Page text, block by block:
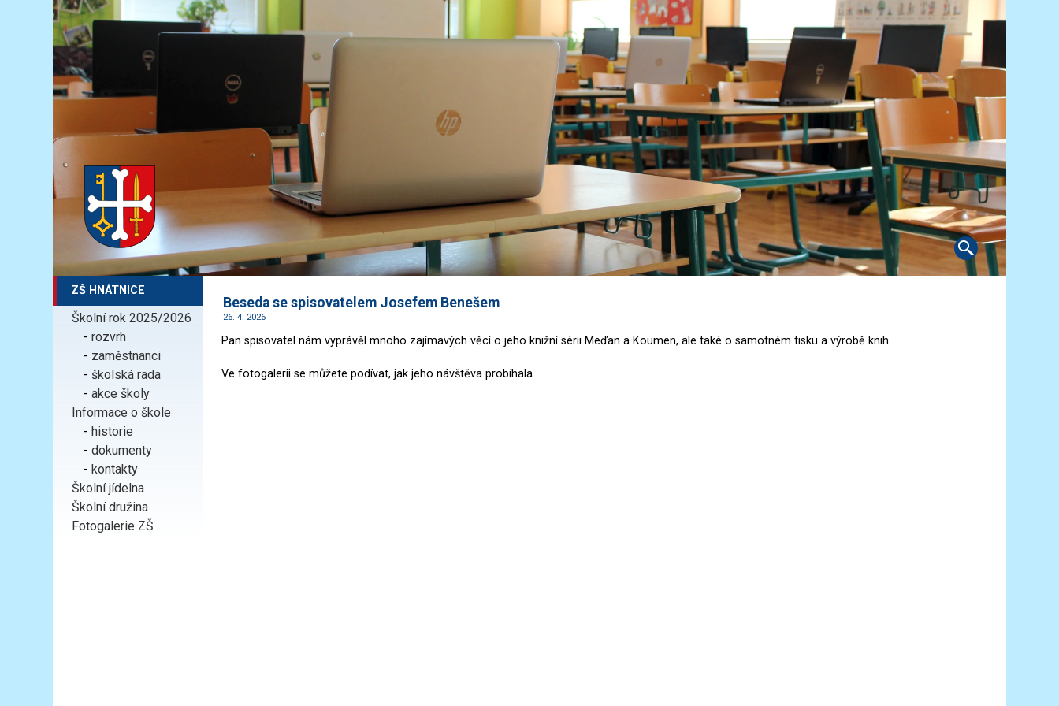
ZŠ HNÁTNICE
Školní rok 2025/2026
-rozvrh
- zaměstnanci
-školská rada
-akce školy
Informace o škole
-historie
-dokumenty
-kontakty
Školní jídelna
Školní družina
Fotogalerie ZŠ
Beseda se spisovatelem Josefem Benešem
26. 4. 2026
Pan spisovatel nám vyprávěl mnoho zajímavých věcí o jeho knižní sérii Meďan a Koumen, ale také o samotném tisku a výrobě knih.
Ve fotogalerii se můžete podívat, jak jeho návštěva probíhala.